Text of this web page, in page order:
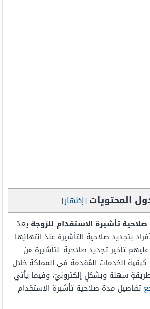
المحتويات [إظهار]
تأشيرة الاستقدام للزوجة يعدّ
بتجديد صلاحية التأشيرة عندَ انتهائِها
تأخير تجديد صلاحية التأشيرة من
الخدمات المُقدمة في المملكة خلال
سهلة وبشكلٍ إلكترونيّ، وفيما يأتي
تفاصيل مدة صلاحية تأشيرة الاستقدام